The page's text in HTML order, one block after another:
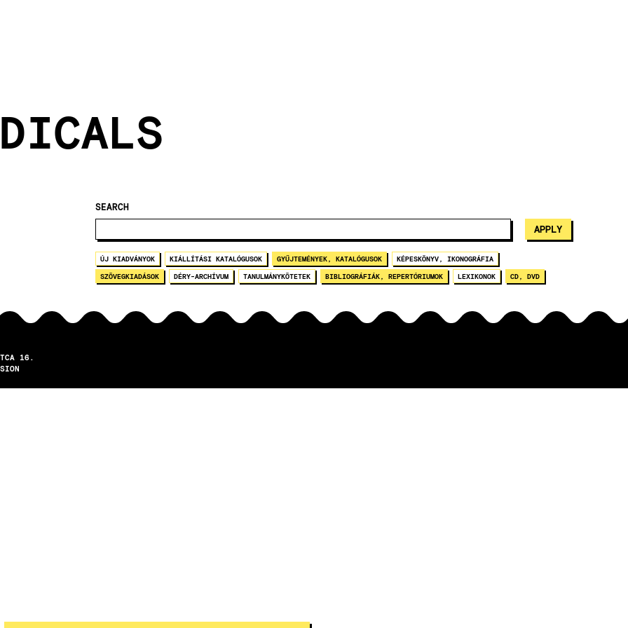
SEARCH
ÚJ KIADVÁNYOK KIÁLLÍTÁSI KATALÓGUSOK GYŰJTEMÉNYEK, KATALÓGUSOK KÉPESKÖNYV, IKONOGRÁFIA
SZÖVEGKIADÁSOK DÉRY-ARCHÍVUM TANULMÁNYKÖTETEK BIBLIOGRÁFIÁK, REPERTÓRIUMOK LEXIKONOK CD, DVD
16.